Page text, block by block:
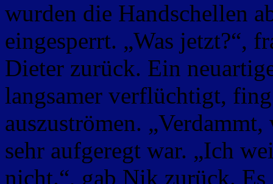
wurden die Handschellen
eingesperrt. „Was jetzt?“,
Dieter zurück. Ein
langsamer verflüchtigt,
auszuströmen.
sehr aufgeregt war. „Ich
nicht.“, gab Nik zurück.